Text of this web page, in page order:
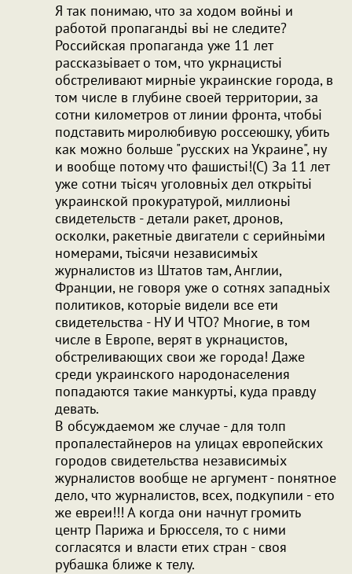
Я так понимаю, что за ходом войньі и
работой пропагандьі вьі не следите?
Российская пропаганда уже 11 лет
рассказьівает о том, что укрнацистьі
обстреливают мирньіе украинские города, в
том числе в глубине своей территории, за
сотни километров от линии фронта, чтобьі
подставить миролюбивую россеюшку, убить
как можно больше "русских на Украине", ну
и вообще потому что фашистьі!(С) За 11 лет
уже сотни тьісяч уголовньіх дел открьітьі
украинской прокуратурой, миллионьі
свидетельств - детали ракет, дронов,
осколки, ракетньіе двигатели с серийньіми
номерами, тьісячи независимьіх
журналистов из Штатов там, Англии,
Франции, не говоря уже о сотнях западньіх
политиков, которьіе видели все ети
свидетельства - НУ И ЧТО? Многие, в том
числе в Европе, верят в укрнацистов,
обстреливающих свои же города! Даже
среди украинского народонаселения
попадаются такие манкуртьі, куда правду
девать.
В обсуждаемом же случае - для толп
пропалестайнеров на улицах европейских
городов свидетельства независимьіх
журналистов вообще не аргумент - понятное
дело, что журналистов, всех, подкупили - ето
же евреи!!! А когда они начнут громить
центр Парижа и Брюсселя, то с ними
согласятся и власти етих стран - своя
рубашка ближе к телу.